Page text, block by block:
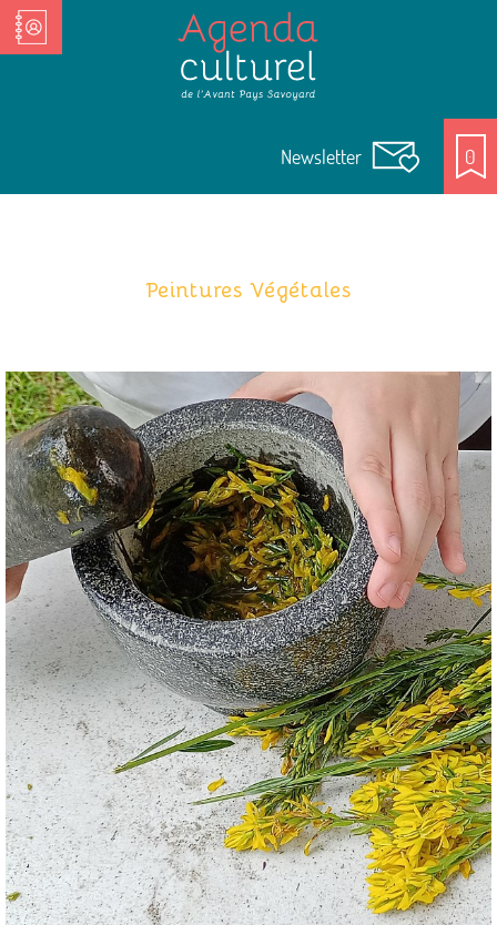
Nos Acteurs culturels
Newsletter 0
Peintures Végétales